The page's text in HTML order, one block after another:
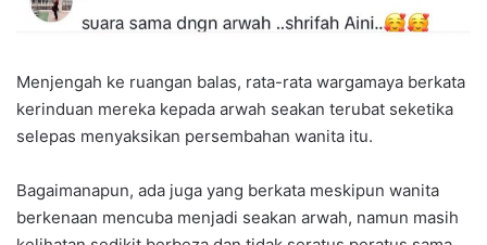
Menjengah ke ruangan balas, rata-rata wargamaya berkata
kerinduan mereka kepada arwah seakan terubat seketika
selepas menyaksikan persembahan wanita itu.
Bagaimanapun, ada juga yang berkata meskipun wanita
berkenaan mencuba menjadi seakan arwah, namun masih